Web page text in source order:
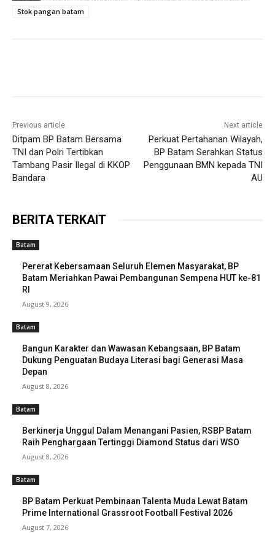
Stok pangan batam
Previous article
Ditpam BP Batam Bersama
TNI dan Polri Tertibkan
Tambang Pasir Ilegal di KKOP
Bandara
Next article
Perkuat Pertahanan Wilayah,
BP Batam Serahkan Status
Penggunaan BMN kepada TNI
AU
BERITA TERKAIT
Batam
Pererat Kebersamaan Seluruh Elemen Masyarakat, BP
Batam Meriahkan Pawai Pembangunan Sempena HUT ke-81
RI
August 9, 2026
Batam
Bangun Karakter dan Wawasan Kebangsaan, BP Batam
Dukung Penguatan Budaya Literasi bagi Generasi Masa
Depan
August 8, 2026
Batam
Berkinerja Unggul Dalam Menangani Pasien, RSBP Batam
Raih Penghargaan Tertinggi Diamond Status dari WSO
August 8, 2026
Batam
BP Batam Perkuat Pembinaan Talenta Muda Lewat Batam
Prime International Grassroot Football Festival 2026
August 7, 2026